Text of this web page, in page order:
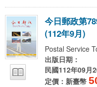
今日郵政第78
(112年9月)
Postal Service
出版日期：
民國112年09月
定價：新臺幣